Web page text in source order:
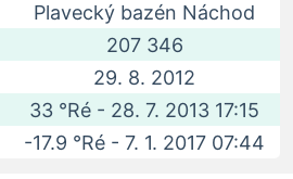
Plavecký bazén Náchod
207 346
29. 8. 2012
33 °Ré - 28. 7. 2013 17:15
-17.9 °Ré - 7. 1. 2017 07:44